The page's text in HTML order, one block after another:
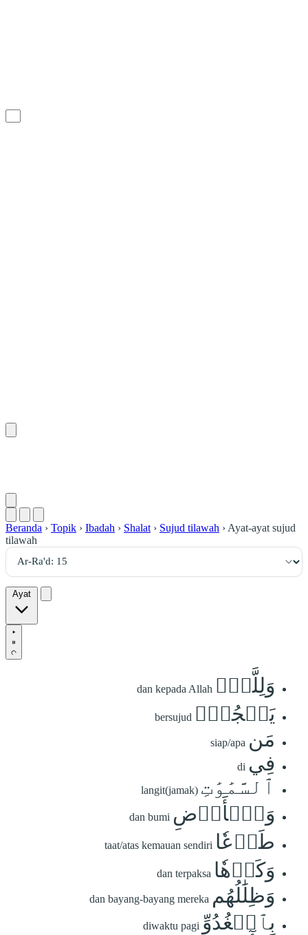
Beranda › Topik › Ibadah › Shalat › Sujud tilawah › Ayat-ayat sujud
tilawah
Ayat
وَلِلَّهِۤ dan kepada Allah
يَسۡجُدُۤ bersujud
مَن siap/apa
فِي di
ٱلسَّمَٰوَٰتِ langit(jamak)
وَٱلۡأَرۡضِ dan bumi
طَوۡعٗا taat/atas kemauan sendiri
وَكَرۡهٗا dan terpaksa
وَظِلَٰلُهُم dan bayang-bayang mereka
بِٱلۡغُدُوِّ diwaktu pagi